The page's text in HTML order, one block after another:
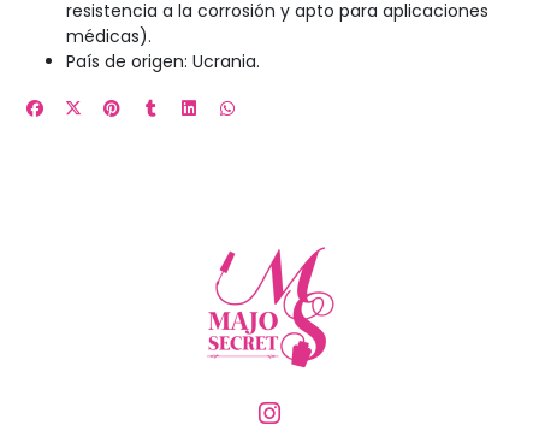
resistencia a la corrosión y apto para aplicaciones
médicas).
País de origen: Ucrania.